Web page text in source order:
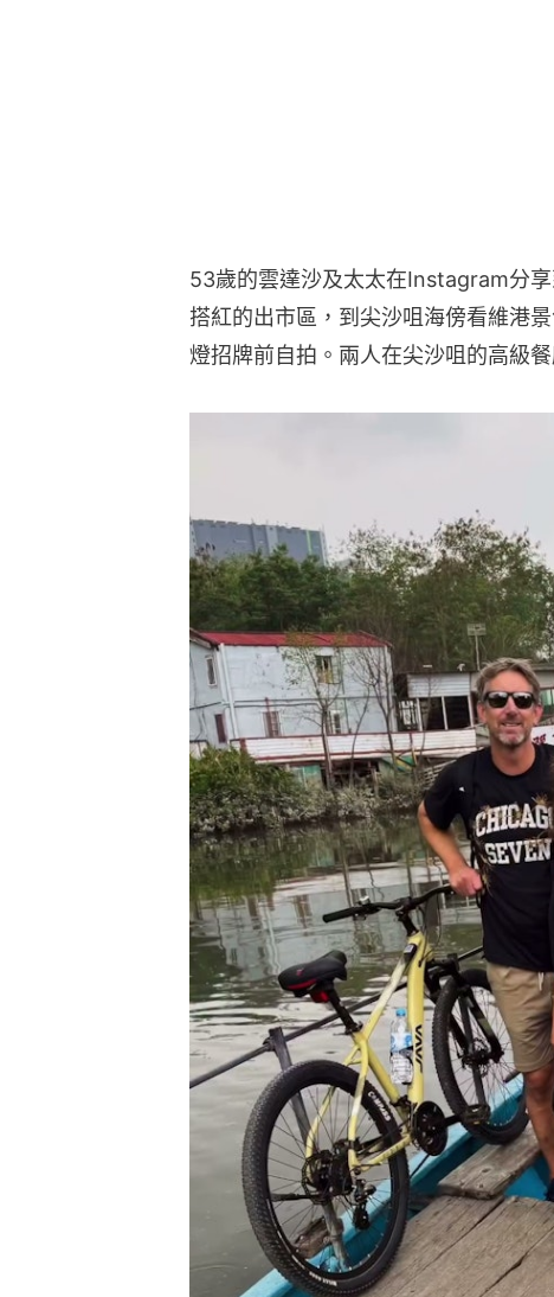
53歲的雲達沙及太太在Instagram分
搭紅的出市區，到尖沙咀海傍看維港
燈招牌前自拍。兩人在尖沙咀的高級